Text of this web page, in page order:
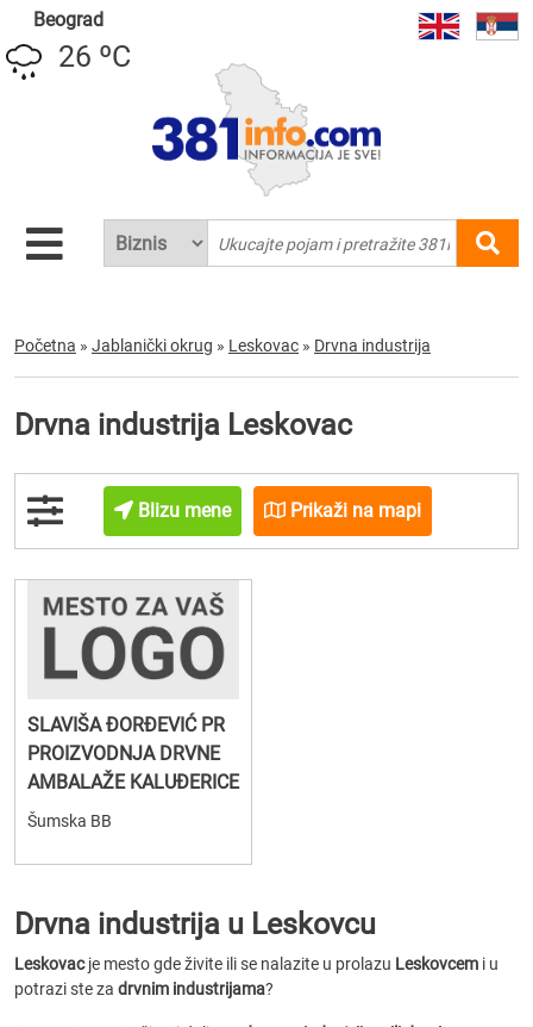
Beograd
26 ºC
Početna » Jablanički okrug » Leskovac » Drvna industrija
Drvna industrija Leskovac
Blizu mene Prikaži na mapi
SLAVIŠA ĐORĐEVIĆ PR
PROIZVODNJA DRVNE
AMBALAŽE KALUĐERICE
Šumska BB
Drvna industrija u Leskovcu
Leskovacje mesto gde živite ili se nalazite u prolazu Leskovcem i u
potrazi ste za drvnim industrijama?